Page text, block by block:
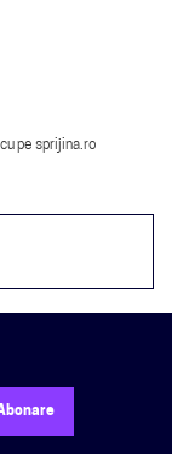
pe sprijina.ro